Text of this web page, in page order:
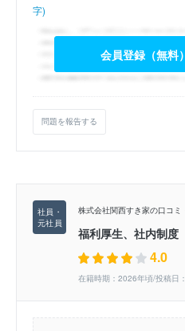
字)
会員登録（無料
問題を報告する
株式会社関西すき家の口コミ
福利厚生、社内制度
4.0
在籍時期：2026年頃/投稿日